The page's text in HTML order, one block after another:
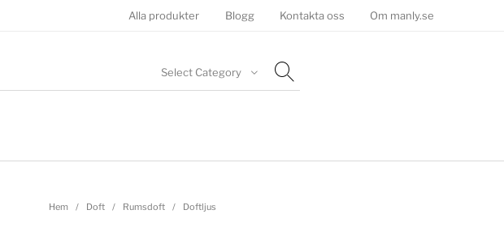
Alla produkter Blogg Kontakta oss Om manly.se
Select Category
Hem / Doft / Rumsdoft / Doftljus